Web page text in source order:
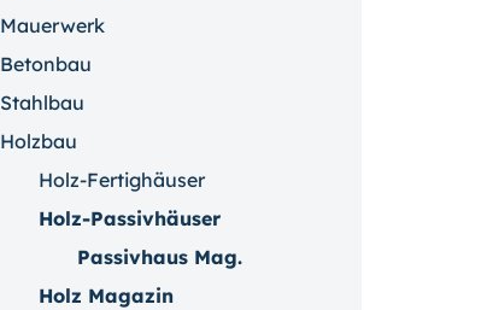
Mauerwerk
Betonbau
Stahlbau
Holzbau
Holz-Fertighäuser
Holz-Passivhäuser
Passivhaus Mag.
Holz Magazin